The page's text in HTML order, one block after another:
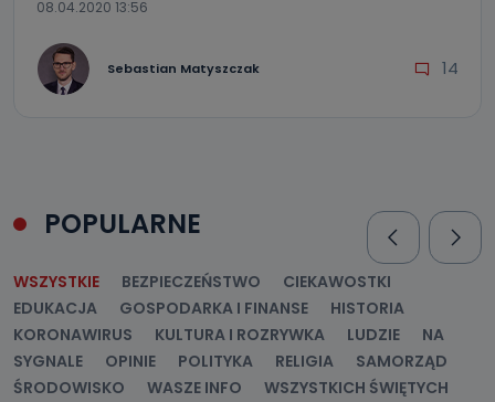
08.04.2020 13:56
Sebastian Matyszczak 14
POPULARNE
WSZYSTKIE BEZPIECZEŃSTWO
CIEKAWOSTKI
EDUKACJA
GOSPODARKA I FINANSE
HISTORIA
KORONAWIRUS
KULTURA I ROZRYWKA LUDZIE
NA
SYGNALE
OPINIE POLITYKA RELIGIA
SAMORZĄD
ŚRODOWISKO
WASZE INFO
WSZYSTKICH ŚWIĘTYCH